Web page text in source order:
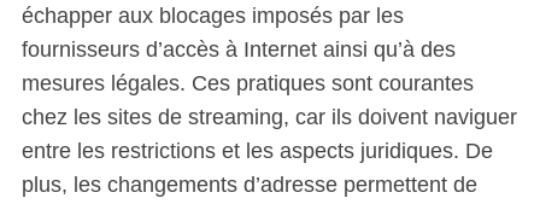
échapper aux blocages imposés par les
fournisseurs d’accès à Internet ainsi qu’à des
mesures légales. Ces pratiques sont courantes
chez les sites de streaming, car ils doivent naviguer
entre les restrictions et les aspects juridiques. De
plus, les changements d’adresse permettent de